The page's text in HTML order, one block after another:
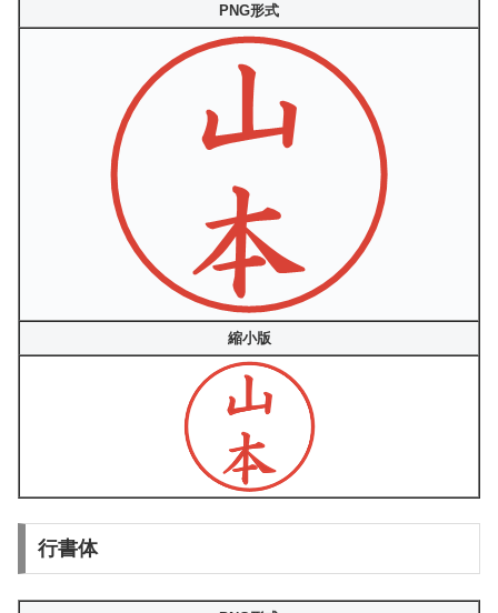
PNG形式
縮小版
行書体